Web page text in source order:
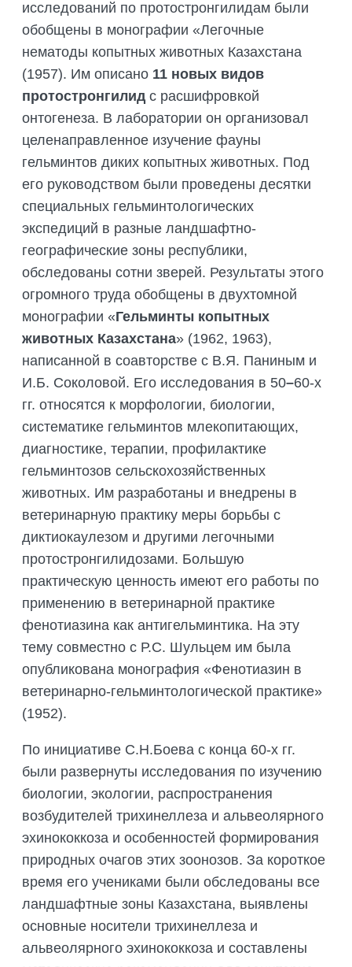
исследований по протостронгилидам были
обобщены в монографии «Легочные
нематоды копытных животных Казахстана
(1957). Им описано 11 новых видов
протостронгилид с расшифровкой
онтогенеза. В лаборатории он организовал
целенаправленное изучение фауны
гельминтов диких копытных животных. Под
его руководством были проведены десятки
специальных гельминтологических
экспедиций в разные ландшафтно-
географические зоны республики,
обследованы сотни зверей. Результаты этого
огромного труда обобщены в двухтомной
монографии «Гельминты копытных
животных Казахстана» (1962, 1963),
написанной в соавторстве с В.Я. Паниным и
И.Б. Соколовой. Его исследования в 50–60-х
гг. относятся к морфологии, биологии,
систематике гельминтов млекопитающих,
диагностике, терапии, профилактике
гельминтозов сельскохозяйственных
животных. Им разработаны и внедрены в
ветеринарную практику меры борьбы с
диктиокаулезом и другими легочными
протостронгилидозами. Большую
практическую ценность имеют его работы по
применению в ветеринарной практике
фенотиазина как антигельминтика. На эту
тему совместно с Р.С. Шульцем им была
опубликована монография «Фенотиазин в
ветеринарно-гельминтологической практике»
(1952).
По инициативе С.Н.Боева с конца 60-х гг.
были развернуты исследования по изучению
биологии, экологии, распространения
возбудителей трихинеллеза и альвеолярного
эхинококкоза и особенностей формирования
природных очагов этих зоонозов. За короткое
время его учениками были обследованы все
ландшафтные зоны Казахстана, выявлены
основные носители трихинеллеза и
альвеолярного эхинококкоза и составлены